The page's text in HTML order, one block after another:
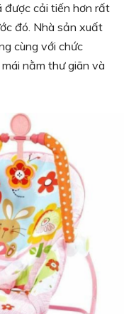
được cải tiến hơn rất
đó. Nhà sản xuất
cùng với chức
nằm thư giãn và